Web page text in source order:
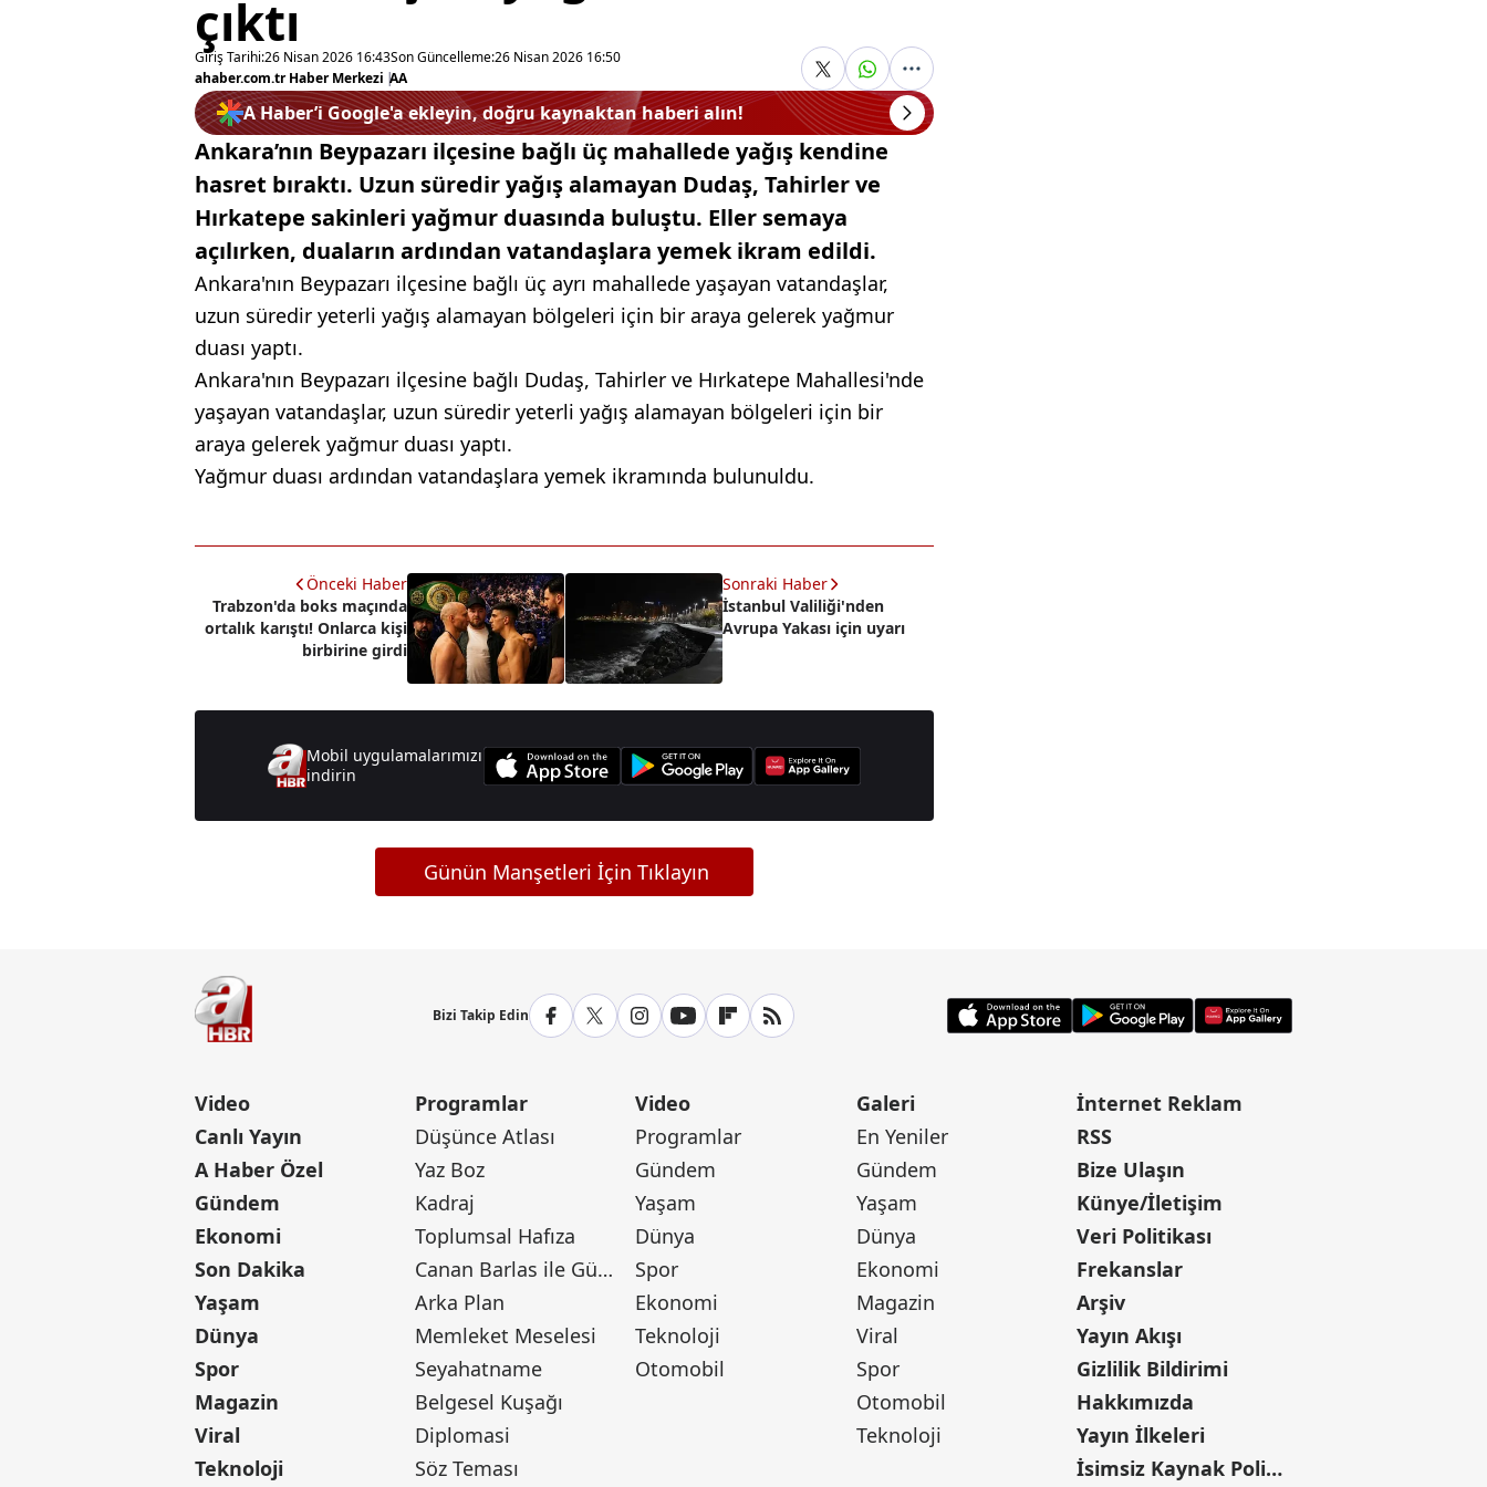
çıktı
Giriş Tarihi:26 Nisan 2026 16:43Son Güncelleme:26 Nisan 2026 16:50
ahaber.com.tr Haber Merkezi |AA
A Haber’i Google'a ekleyin, doğru kaynaktan haberi alın!
Ankara’nın Beypazarı ilçesine bağlı üç mahallede yağış kendine
hasret bıraktı. Uzun süredir yağış alamayan Dudaş, Tahirler ve
Hırkatepe sakinleri yağmur duasında buluştu. Eller semaya
açılırken, duaların ardından vatandaşlara yemek ikram edildi.
Ankara'nın Beypazarı ilçesine bağlı üç ayrı mahallede yaşayan vatandaşlar,
uzun süredir yeterli yağış alamayan bölgeleri için bir araya gelerek yağmur
duası yaptı.
Ankara'nın Beypazarı ilçesine bağlı Dudaş, Tahirler ve Hırkatepe Mahallesi'nde
yaşayan vatandaşlar, uzun süredir yeterli yağış alamayan bölgeleri için bir
araya gelerek yağmur duası yaptı.
Yağmur duası ardından vatandaşlara yemek ikramında bulunuldu.
Önceki Haber
Trabzon'da boks maçında
ortalık karıştı! Onlarca kişi
birbirine girdi
Sonraki Haber
İstanbul Valiliği'nden
Avrupa Yakası için uyarı
Mobil uygulamalarımızı
indirin
Günün Manşetleri İçin Tıklayın
Bizi Takip Edin
Video
Canlı Yayın
A Haber Özel
Gündem
Ekonomi
Son Dakika
Yaşam
Dünya
Spor
Magazin
Viral
Teknoloji
Programlar
Düşünce Atlası
Yaz Boz
Kadraj
Toplumsal Hafıza
Canan Barlas ile Gündem
Arka Plan
Memleket Meselesi
Seyahatname
Belgesel Kuşağı
Diplomasi
Söz Teması
Video
Programlar
Gündem
Yaşam
Dünya
Spor
Ekonomi
Teknoloji
Otomobil
Galeri
En Yeniler
Gündem
Yaşam
Dünya
Ekonomi
Magazin
Viral
Spor
Otomobil
Teknoloji
İnternet Reklam
RSS
Bize Ulaşın
Künye/İletişim
Veri Politikası
Frekanslar
Arşiv
Yayın Akışı
Gizlilik Bildirimi
Hakkımızda
Yayın İlkeleri
İsimsiz Kaynak Politikası